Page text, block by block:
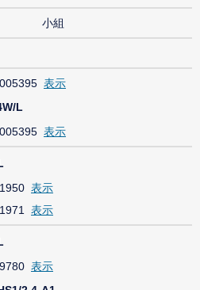
小組
L